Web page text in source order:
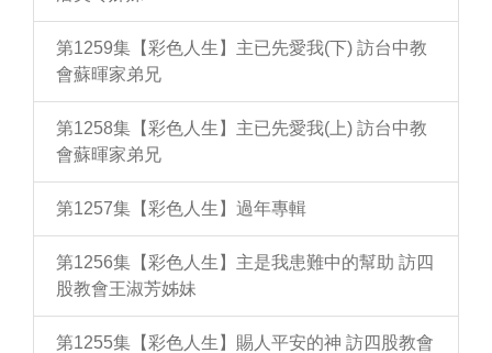
第1259集【彩色人生】主已先愛我(下) 訪台中教
會蘇暉家弟兄
第1258集【彩色人生】主已先愛我(上) 訪台中教
會蘇暉家弟兄
第1257集【彩色人生】過年專輯
第1256集【彩色人生】主是我患難中的幫助 訪四
股教會王淑芳姊妹
第1255集【彩色人生】賜人平安的神 訪四股教會